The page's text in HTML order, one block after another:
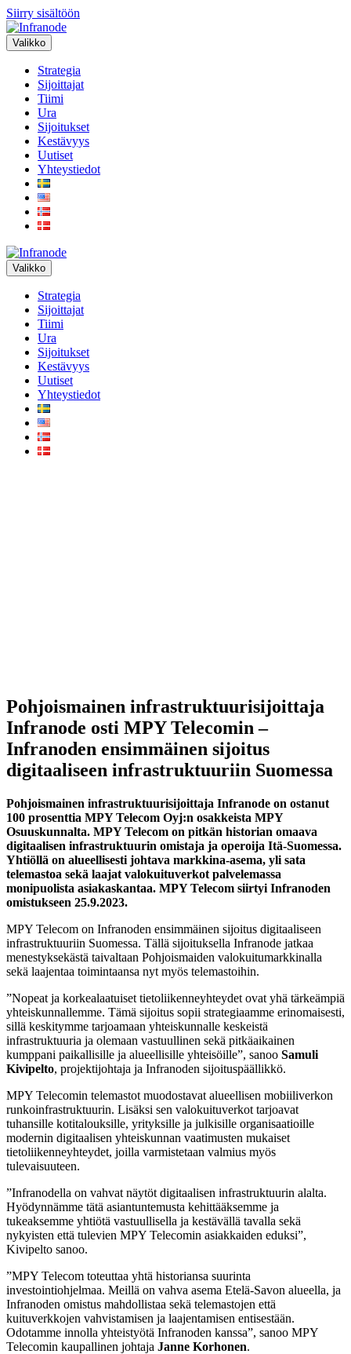
Siirry sisältöön
Valikko
Strategia
Sijoittajat
Tiimi
Ura
Sijoitukset
Kestävyys
Uutiset
Yhteystiedot
Valikko
Strategia
Sijoittajat
Tiimi
Ura
Sijoitukset
Kestävyys
Uutiset
Yhteystiedot
Pohjoismainen infrastruktuurisijoittaja
Infranode osti MPY Telecomin –
Infranoden ensimmäinen sijoitus
digitaaliseen infrastruktuuriin Suomessa
Pohjoismainen infrastruktuurisijoittaja Infranode on ostanut
100 prosenttia MPY Telecom Oyj:n osakkeista MPY
Osuuskunnalta. MPY Telecom on pitkän historian omaava
digitaalisen infrastruktuurin omistaja ja operoija Itä-Suomessa.
Yhtiöllä on alueellisesti johtava markkina-asema, yli sata
telemastoa sekä laajat valokuituverkot palvelemassa
monipuolista asiakaskantaa. MPY Telecom siirtyi Infranoden
omistukseen 25.9.2023.
MPY Telecom on Infranoden ensimmäinen sijoitus digitaaliseen
infrastruktuuriin Suomessa. Tällä sijoituksella Infranode jatkaa
menestyksekästä taivaltaan Pohjoismaiden valokuitumarkkinalla
sekä laajentaa toimintaansa nyt myös telemastoihin.
”Nopeat ja korkealaatuiset tietoliikenneyhteydet ovat yhä tärkeämpiä
yhteiskunnallemme. Tämä sijoitus sopii strategiaamme erinomaisesti,
sillä keskitymme tarjoamaan yhteiskunnalle keskeistä
infrastruktuuria ja olemaan vastuullinen sekä pitkäaikainen
kumppani paikallisille ja alueellisille yhteisöille”, sanoo Samuli
Kivipelto, projektijohtaja ja Infranoden sijoituspäällikkö.
MPY Telecomin telemastot muodostavat alueellisen mobiiliverkon
runkoinfrastruktuurin. Lisäksi sen valokuituverkot tarjoavat
tuhansille kotitalouksille, yrityksille ja julkisille organisaatioille
modernin digitaalisen yhteiskunnan vaatimusten mukaiset
tietoliikenneyhteydet, joilla varmistetaan valmius myös
tulevaisuuteen.
”Infranodella on vahvat näytöt digitaalisen infrastruktuurin alalta.
Hyödynnämme tätä asiantuntemusta kehittääksemme ja
tukeaksemme yhtiötä vastuullisella ja kestävällä tavalla sekä
nykyisten että tulevien MPY Telecomin asiakkaiden eduksi”,
Kivipelto sanoo.
”MPY Telecom toteuttaa yhtä historiansa suurinta
investointiohjelmaa. Meillä on vahva asema Etelä-Savon alueella, ja
Infranoden omistus mahdollistaa sekä telemastojen että
kuituverkkojen vahvistamisen ja laajentamisen entisestään.
Odotamme innolla yhteistyötä Infranoden kanssa”, sanoo MPY
Telecomin kaupallinen johtaja Janne Korhonen.